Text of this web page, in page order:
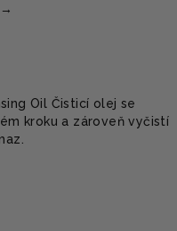
Oil Čisticí olej se
kroku a zároveň vyčistí